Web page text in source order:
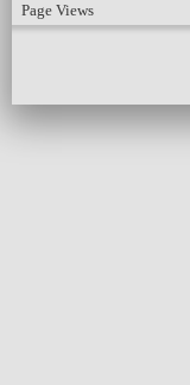
Page Views